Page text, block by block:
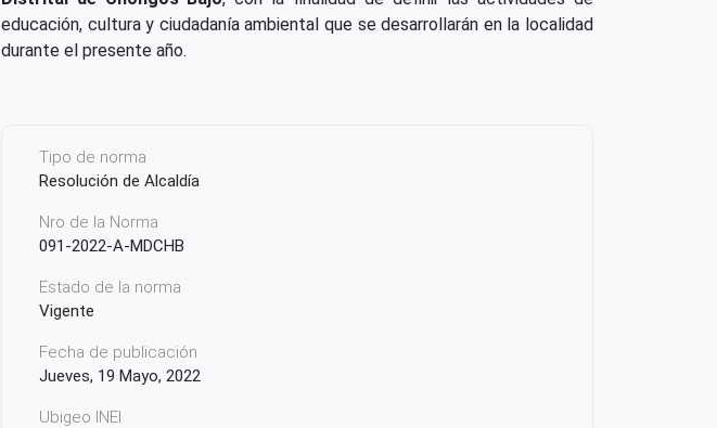
educación, cultura y ciudadanía ambiental que se desarrollarán en la localidad
durante el presente año.
Tipo de norma
Resolución de Alcaldía
Nro de la Norma
091-2022-A-MDCHB
Estado de la norma
Vigente
Fecha de publicación
Jueves, 19 Mayo, 2022
Ubigeo INEI